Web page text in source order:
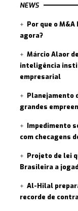
NEWS
Por que o
agora?
Márcio Alaor
inteligência
empresarial
Planejamento
grandes
Impedimento
com checagens
Projeto de lei
Brasileira a
Al-Hilal
recorde de